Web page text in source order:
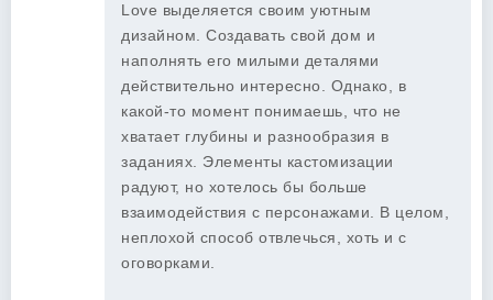
Love выделяется своим уютным
дизайном. Создавать свой дом и
наполнять его милыми деталями
действительно интересно. Однако, в
какой-то момент понимаешь, что не
хватает глубины и разнообразия в
заданиях. Элементы кастомизации
радуют, но хотелось бы больше
взаимодействия с персонажами. В целом,
неплохой способ отвлечься, хоть и с
оговорками.